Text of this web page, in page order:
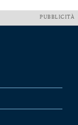
PUBBLICITÀ